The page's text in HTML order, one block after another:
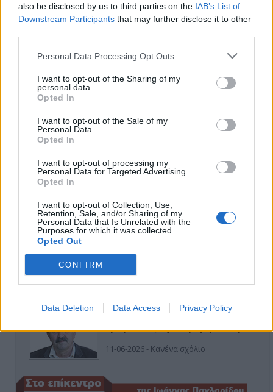
also be disclosed by us to third parties on the IAB’s List of
Downstream Participants that may further disclose it to other
Personal Data Processing Opt Outs
I want to opt-out of the Sharing of my
personal data.
Opted In
I want to opt-out of the Sale of my
Personal Data.
Opted In
I want to opt-out of processing my
Personal Data for Targeted Advertising.
Opted In
I want to opt-out of Collection, Use,
Retention, Sale, and/or Sharing of my
Personal Data that Is Unrelated with the
Purposes for which it was collected.
Opted Out
CONFIRM
Data Deletion Data Access Privacy Policy
ΑΠΟΨΕΙΣ
Εδώ Παππάς, εκεί Παππάς, που είναι
εμπράκτως την περιφέρεια – μειώσ…
11-06-2026 - Κανένα σχόλιο